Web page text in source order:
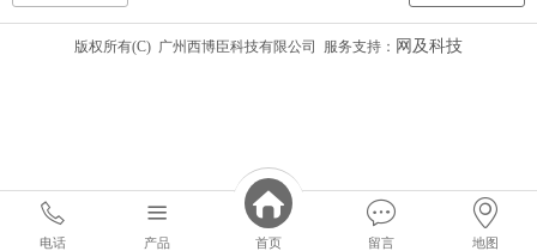
版权所有(C) 广州西博臣科技有限公司 服务支持： 网及科技
首页
电话 产品 留言 地图